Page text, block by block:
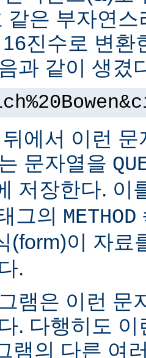
같은 부자연
진수로 변환
과 같이 생겼
에서 이런
문자열을
저장한다. 이
그의 METHOD
(form)이 자료
.
램은 이런 문
. 다행히도
램의 다른 여